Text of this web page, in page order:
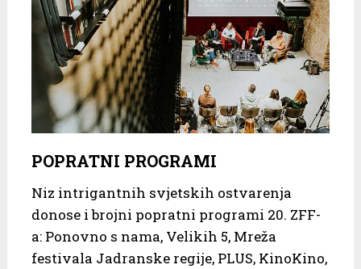
POPRATNI PROGRAMI
Niz intrigantnih svjetskih ostvarenja
donose i brojni popratni programi 20. ZFF-
a: Ponovno s nama, Velikih 5, Mreža
festivala Jadranske regije, PLUS, KinoKino,